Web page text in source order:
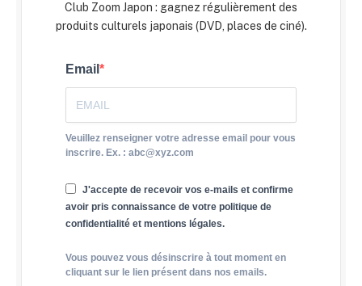
Club Zoom Japon : gagnez régulièrement des
produits culturels japonais (DVD, places de ciné).
Email
Veuillez renseigner votre adresse email pour vous
inscrire. Ex. : abc@xyz.com
J'accepte de recevoir vos e-mails et confirme
avoir pris connaissance de votre politique de
confidentialité et mentions légales.
Vous pouvez vous désinscrire à tout moment en
cliquant sur le lien présent dans nos emails.